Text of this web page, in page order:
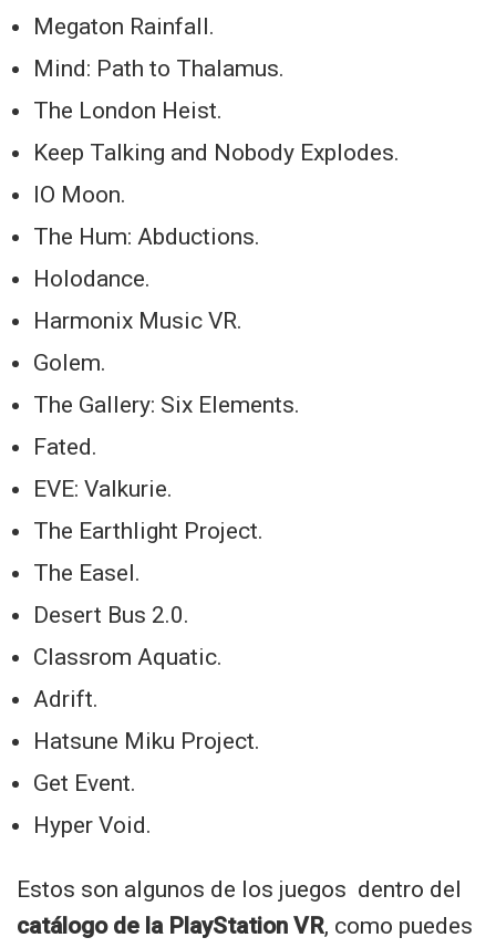
Megaton Rainfall.
Mind: Path to Thalamus.
The London Heist.
Keep Talking and Nobody Explodes.
IO Moon.
The Hum: Abductions.
Holodance.
Harmonix Music VR.
Golem.
The Gallery: Six Elements.
Fated.
EVE: Valkurie.
The Earthlight Project.
The Easel.
Desert Bus 2.0.
Classrom Aquatic.
Adrift.
Hatsune Miku Project.
Get Event.
Hyper Void.
Estos son algunos de los juegos dentro del
catálogo de la PlayStation VR, como puedes